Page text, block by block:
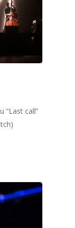
“Last call”